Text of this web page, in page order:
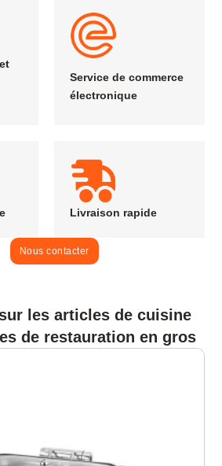
Service de commerce
électronique
Livraison rapide
Nous contacter
les articles de cuisine
de restauration en gros